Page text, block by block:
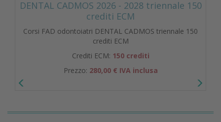
DENTAL CADMOS 2026 - 2028 triennale 150
crediti ECM
Corsi FAD odontoiatri DENTAL CADMOS triennale 150
crediti ECM
Crediti ECM: 150 crediti
Prezzo: 280,00 € IVA inclusa